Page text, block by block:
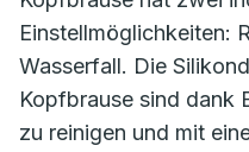
Einstellmöglichkeiten:
Wasserfall. Die
Kopfbrause sind dank
zu reinigen und mit